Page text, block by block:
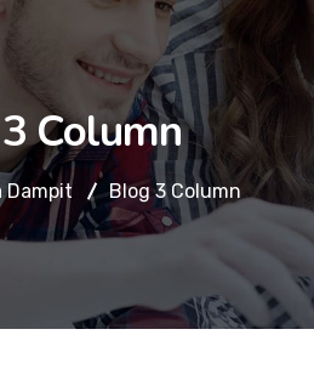
Column
Dampit Blog 3 Column